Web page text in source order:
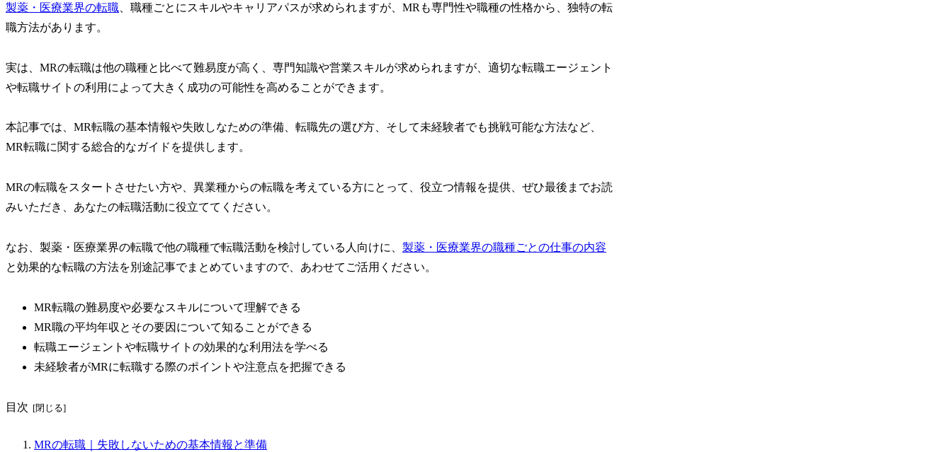
製薬・医療業界の転職 、職種ごとにスキルやキャリアパスが求められますが、MRも専門性や職種の性格から、独特の転
職方法があります。
実は、MRの転職は他の職種と比べて難易度が高く、専門知識や営業スキルが求められますが、適切な転職エージェント
や転職サイトの利用によって大きく成功の可能性を高めることができます。
本記事では、MR転職の基本情報や失敗しなための準備、転職先の選び方、そして未経験者でも挑戦可能な方法など、
MR転職に関する総合的なガイドを提供します。
MRの転職をスタートさせたい方や、異業種からの転職を考えている方にとって、役立つ情報を提供、ぜひ最後までお読
みいただき、あなたの転職活動に役立ててください。
なお、製薬・医療業界の転職で他の職種で転職活動を検討している人向けに、 製薬・医療業界の職種ごとの仕事の内容
と効果的な転職の方法を別途記事でまとめていますので、あわせてご活用ください。
MR転職の難易度や必要なスキルについて理解できる
MR職の平均年収とその要因について知ることができる
転職エージェントや転職サイトの効果的な利用法を学べる
未経験者がMRに転職する際のポイントや注意点を把握できる
目次
MRの転職｜失敗しないための基本情報と準備